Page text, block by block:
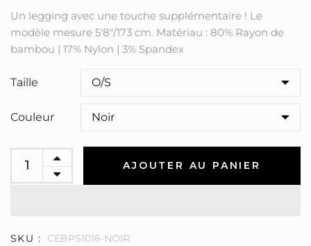
Un legging avec une touche supplémentaire ! Le
modèle mesure 5'8"/173 cm. Matériau : 80% Rayon de
bambou | 17% Nylon | 3% Spandex
Taille
Couleur
AJOUTER AU PANIER
SKU : CEBPS1016-NOIR